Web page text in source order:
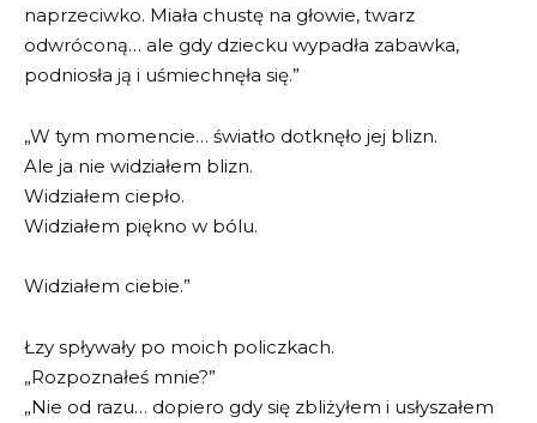
naprzeciwko. Miała chustę na głowie, twarz
odwróconą… ale gdy dziecku wypadła zabawka,
podniosła ją i uśmiechnęła się.”
„W tym momencie… światło dotknęło jej blizn.
Ale ja nie widziałem blizn.
Widziałem ciepło.
Widziałem piękno w bólu.
Widziałem ciebie.”
Łzy spływały po moich policzkach.
„Rozpoznałeś mnie?”
„Nie od razu… dopiero gdy się zbliżyłem i usłyszałem